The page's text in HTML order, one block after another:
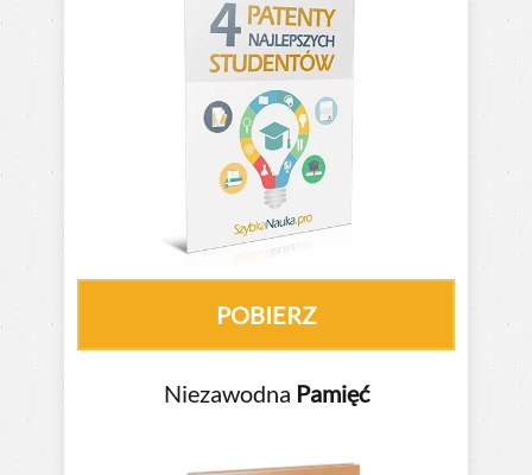
POBIERZ
Niezawodna Pamięć